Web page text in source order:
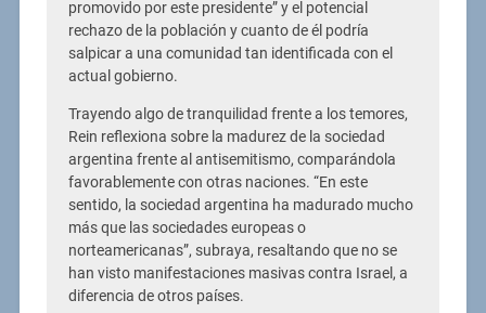
promovido por este presidente” y el potencial
rechazo de la población y cuanto de él podría
salpicar a una comunidad tan identificada con el
actual gobierno.
Trayendo algo de tranquilidad frente a los temores,
Rein reflexiona sobre la madurez de la sociedad
argentina frente al antisemitismo, comparándola
favorablemente con otras naciones. “En este
sentido, la sociedad argentina ha madurado mucho
más que las sociedades europeas o
norteamericanas”, subraya, resaltando que no se
han visto manifestaciones masivas contra Israel, a
diferencia de otros países.